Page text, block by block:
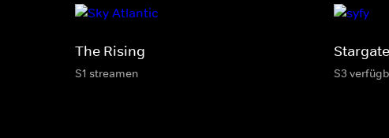
The Rising
S1 streamen S3